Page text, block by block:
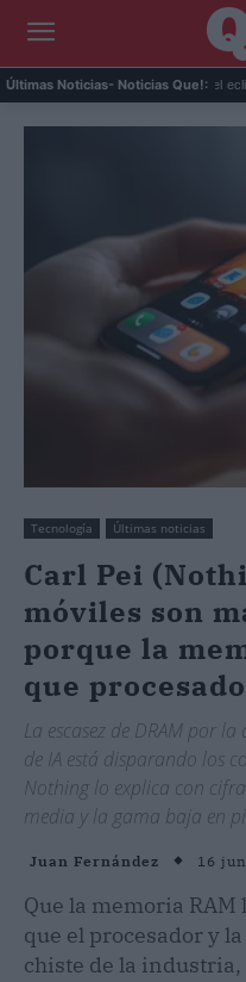
Últimas Noticias- Noticias Que!:
Gafas gratis para ver el eclipse solar
Tecnología Últimas noticias
Carl Pei
móviles son
porque la
que
La escasez de DRAM por
de IA está disparando los
Nothing lo explica con
media y la gama baja en
Juan Fernández 16
Que la memoria
que el procesador y
chiste de la industria,